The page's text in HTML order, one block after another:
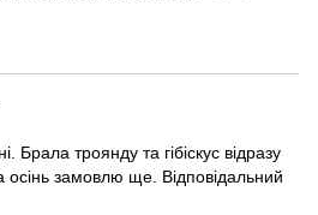
Брала троянду та гібіскус відразу
осінь замовлю ще. Відповідальний